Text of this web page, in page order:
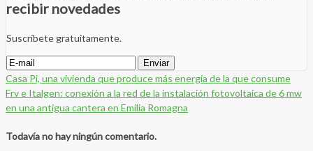
recibir novedades
Suscríbete gratuitamente.
Casa Pi, una vivienda que produce más energía de la que consume
Frv e Italgen: conexión a la red de la instalación fotovoltaica de 6 mw
en una antigua cantera en Emilia Romagna
Todavía no hay ningún comentario.